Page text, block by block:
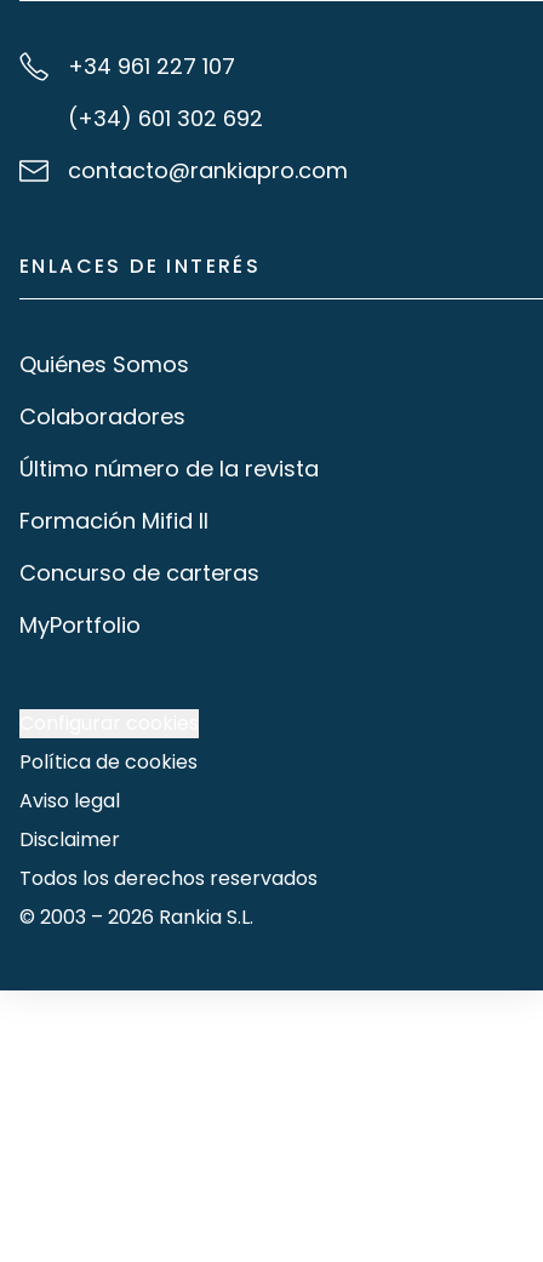
+34 961 227 107
(+34) 601 302 692
contacto@rankiapro.com
ENLACES DE INTERÉS
Quiénes Somos
Colaboradores
Último número de la revista
Formación Mifid II
Concurso de carteras
MyPortfolio
Política de cookies
Aviso legal
Disclaimer
Todos los derechos reservados
© 2003 – 2026 Rankia S.L.